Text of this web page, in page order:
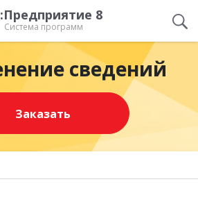
8
Система программ
сведений
Заказать